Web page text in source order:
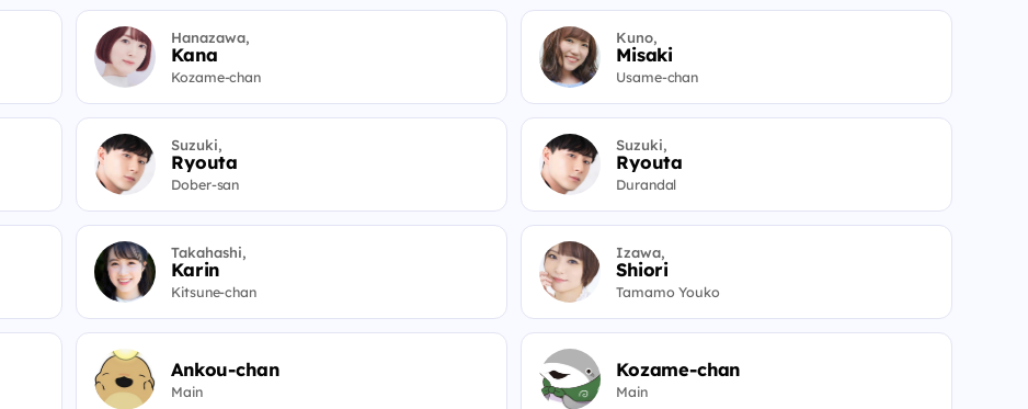
Hanazawa,
Kana
Kozame-chan
Kuno,
Misaki
Usame-chan
Suzuki,
Ryouta
Dober-san
Suzuki,
Ryouta
Durandal
Takahashi,
Karin
Kitsune-chan
Izawa,
Shiori
Tamamo Youko
Ankou-chan
Main
Kozame-chan
Main